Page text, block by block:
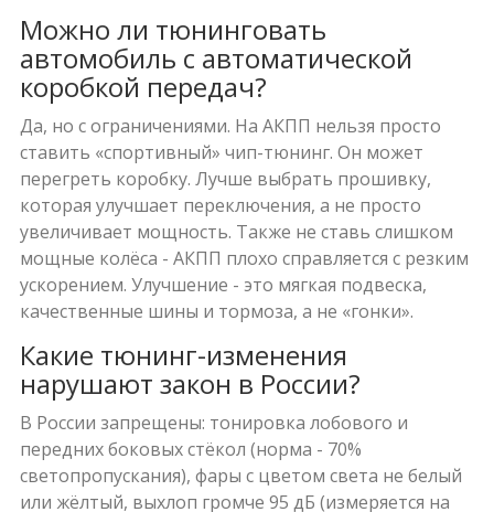
Можно ли тюнинговать
автомобиль с автоматической
коробкой передач?
Да, но с ограничениями. На АКПП нельзя просто
ставить «спортивный» чип-тюнинг. Он может
перегреть коробку. Лучше выбрать прошивку,
которая улучшает переключения, а не просто
увеличивает мощность. Также не ставь слишком
мощные колёса - АКПП плохо справляется с резким
ускорением. Улучшение - это мягкая подвеска,
качественные шины и тормоза, а не «гонки».
Какие тюнинг-изменения
нарушают закон в России?
В России запрещены: тонировка лобового и
передних боковых стёкол (норма - 70%
светопропускания), фары с цветом света не белый
или жёлтый, выхлоп громче 95 дБ (измеряется на